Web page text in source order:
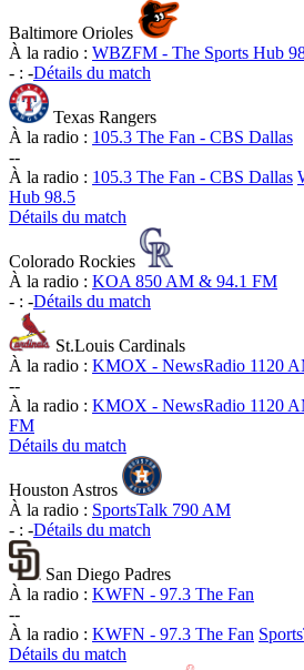
Baltimore Orioles
À la radio : WBZFM - The Sports Hub
- : -Détails du match
Texas Rangers
À la radio : 105.3 The Fan - CBS Dallas
--
À la radio : 105.3 The Fan - CBS Dallas
Hub 98.5
Détails du match
Colorado Rockies
À la radio : KOA 850 AM & 94.1 FM
- : -Détails du match
St.Louis Cardinals
À la radio : KMOX - NewsRadio 1120
--
À la radio : KMOX - NewsRadio 1120
FM
Détails du match
Houston Astros
À la radio : SportsTalk 790 AM
- : -Détails du match
San Diego Padres
À la radio : KWFN - 97.3 The Fan
--
À la radio : KWFN - 97.3 The Fan
Détails du match